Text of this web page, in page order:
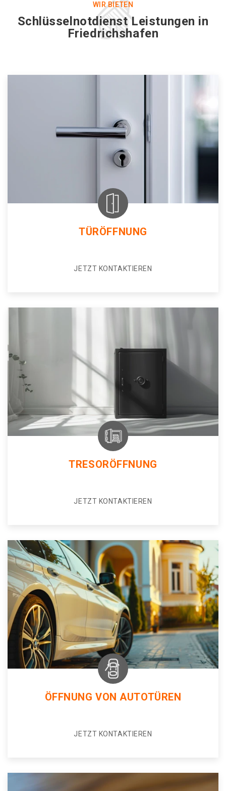
WIR BIETEN
Schlüsselnotdienst Leistungen in
Friedrichshafen
TÜRÖFFNUNG
JETZT KONTAKTIEREN
TRESORÖFFNUNG
JETZT KONTAKTIEREN
ÖFFNUNG VON AUTOTÜREN
JETZT KONTAKTIEREN